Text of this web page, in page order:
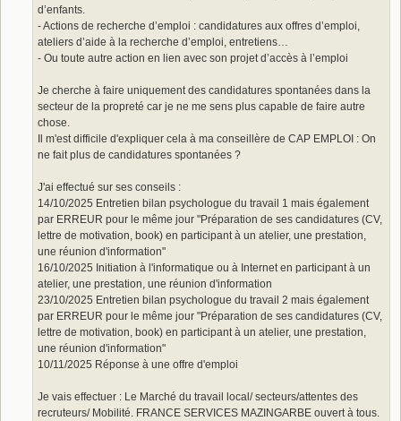
d’enfants.
- Actions de recherche d’emploi : candidatures aux offres d’emploi,
ateliers d’aide à la recherche d’emploi, entretiens…
- Ou toute autre action en lien avec son projet d’accès à l’emploi
Je cherche à faire uniquement des candidatures spontanées dans la
secteur de la propreté car je ne me sens plus capable de faire autre
chose.
Il m'est difficile d'expliquer cela à ma conseillère de CAP EMPLOI : On
ne fait plus de candidatures spontanées ?
J'ai effectué sur ses conseils :
14/10/2025 Entretien bilan psychologue du travail 1 mais également
par ERREUR pour le même jour "Préparation de ses candidatures (CV,
lettre de motivation, book) en participant à un atelier, une prestation,
une réunion d'information"
16/10/2025 Initiation à l'informatique ou à Internet en participant à un
atelier, une prestation, une réunion d'information
23/10/2025 Entretien bilan psychologue du travail 2 mais également
par ERREUR pour le même jour "Préparation de ses candidatures (CV,
lettre de motivation, book) en participant à un atelier, une prestation,
une réunion d'information"
10/11/2025 Réponse à une offre d'emploi
Je vais effectuer : Le Marché du travail local/ secteurs/attentes des
recruteurs/ Mobilité. FRANCE SERVICES MAZINGARBE ouvert à tous.